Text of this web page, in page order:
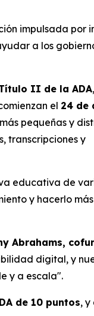
impulsada por
a los
II de la ADA
el 24 de
pequeñas y
transcripciones y
educativa de
y hacerlo
Abrahams,
digital, y
y a escala".
de 10 puntos, y